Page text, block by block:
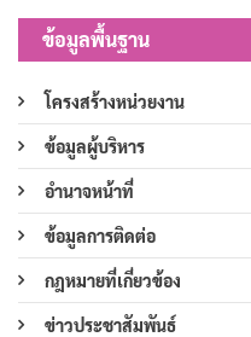
ข้อมูลพื้นฐาน
โครงสร้างหน่วยงาน
ข้อมูลผู้บริหาร
อำนาจหน้าที่
ข้อมูลการติดต่อ
กฎหมายที่เกี่ยวข้อง
ข่าวประชาสัมพันธ์